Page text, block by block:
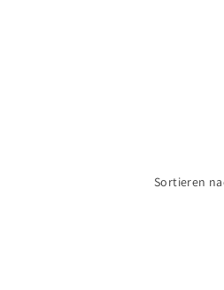
Sortieren